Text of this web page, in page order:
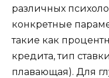
различных
конкретные
такие как
кредита, тип
плавающая). Для